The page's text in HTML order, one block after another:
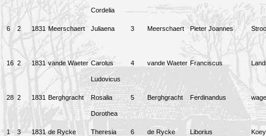
Cordelia
6 2 1831 Meerschaert Juliaena 3 Meerschaert Pieter Joannes
16 2 1831 vande Waeter Carolus
Ludovicus
4 vande Waeter Franciscus
28 2 1831 Berghgracht Rosalia
Dorothea
5 Berghgracht Ferdinandus
1 3 1831 de Rycke Theresia 6 de Rycke Liborius